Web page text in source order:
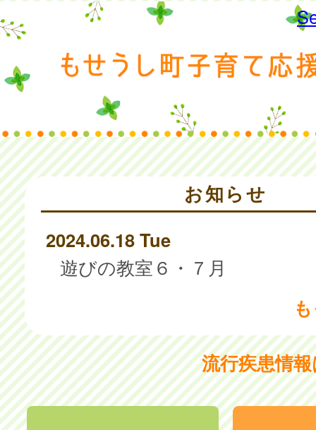
お知らせ
2024.06.18 Tue
遊びの教室６・７月
流行疾患情